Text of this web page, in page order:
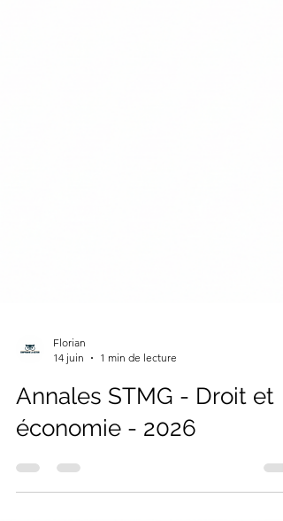
Florian
Annales STMG - Droit et